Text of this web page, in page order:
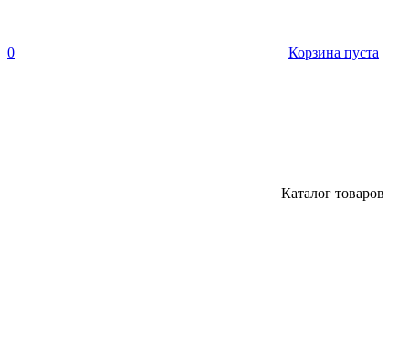
0 Корзина пуста
Каталог товаров